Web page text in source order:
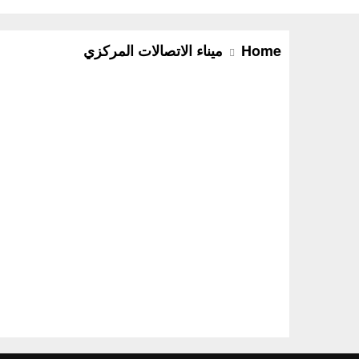
Home ميناء الاتصالات المركزي